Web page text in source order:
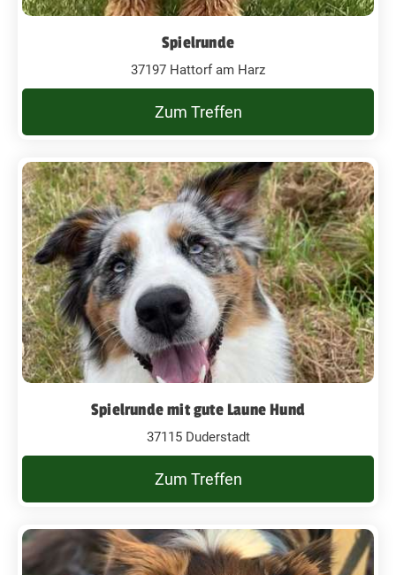
Spielrunde
37197 Hattorf am Harz
Zum Treffen
Spielrunde mit gute Laune Hund
37115 Duderstadt
Zum Treffen